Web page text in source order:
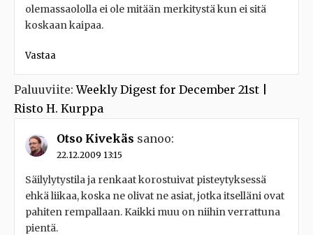
olemassaololla ei ole mitään merkitystä kun ei sitä
koskaan kaipaa.
Vastaa
Paluuviite:Weekly Digest for December 21st |
Risto H. Kurppa
Otso Kivekäs sanoo:
22.12.2009 13:15
Säilylytystila ja renkaat korostuivat pisteytyksessä
ehkä liikaa, koska ne olivat ne asiat, jotka itselläni ovat
pahiten rempallaan. Kaikki muu on niihin verrattuna
pientä.